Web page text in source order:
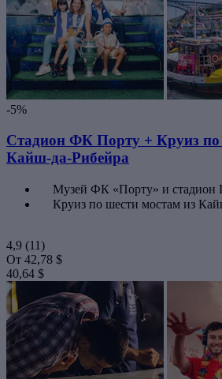
-5%
Стадион ФК Порту + Круиз по
Кайш-да-Рибейра
Музей ФК «Порту» и стадион
Круиз по шести мостам из
4,9 (11)
От 42,78 $
40,64 $